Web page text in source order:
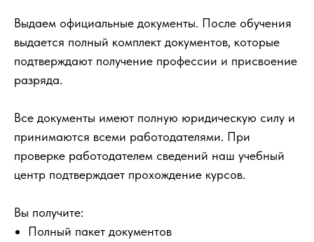
Выдаем официальные документы. После обучения
выдается полный комплект документов, которые
подтверждают получение профессии и присвоение
разряда.
Все документы имеют полную юридическую силу и
принимаются всеми работодателями. При
проверке работодателем сведений наш учебный
центр подтверждает прохождение курсов.
Вы получите:
Полный пакет документов